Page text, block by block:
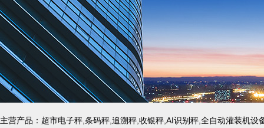
主营产品：超市电子秤,条码秤,追溯秤,收银秤,AI识别秤,全自动灌装机设